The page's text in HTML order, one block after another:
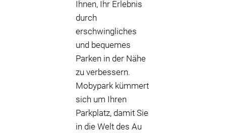
Ihnen, Ihr Erlebnis
durch
erschwingliches
und bequemes
Parken in der Nähe
zu verbessern.
Mobypark kümmert
sich um Ihren
Parkplatz, damit Sie
in die Welt des Au